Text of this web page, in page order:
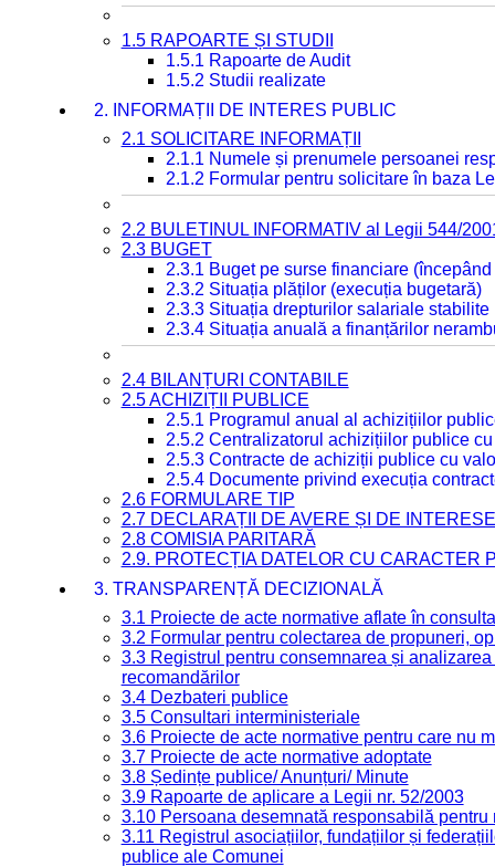
1.5 RAPOARTE ȘI STUDII
1.5.1 Rapoarte de Audit
1.5.2 Studii realizate
2. INFORMAȚII DE INTERES PUBLIC
2.1 SOLICITARE INFORMAȚII
2.1.1 Numele și prenumele persoanei
2.1.2 Formular pentru solicitare în baza
2.2 BULETINUL INFORMATIV al Legii 544/
2.3 BUGET
2.3.1 Buget pe surse financiare
2.3.2 Situația plăților (execuția bugetară)
2.3.3 Situația drepturilor salariale
2.3.4 Situația anuală a finanțărilor
2.4 BILANȚURI CONTABILE
2.5 ACHIZIȚII PUBLICE
2.5.1 Programul anual al achizițiilor
2.5.2 Centralizatorul achizițiilor publice
2.5.3 Contracte de achiziții publice cu
2.5.4 Documente privind execuția
2.6 FORMULARE TIP
2.7 DECLARAȚII DE AVERE ȘI DE INTERESE
2.8 COMISIA PARITARĂ
2.9. PROTECȚIA DATELOR CU CARACTER
3. TRANSPARENȚĂ DECIZIONALĂ
3.1 Proiecte de acte normative aflate în
3.2 Formular pentru colectarea de propuneri,
3.3 Registrul pentru consemnarea și
recomandărilor
3.4 Dezbateri publice
3.5 Consultari interministeriale
3.6 Proiecte de acte normative pentru care nu
3.7 Proiecte de acte normative adoptate
3.8 Ședințe publice/ Anunțuri/ Minute
3.9 Rapoarte de aplicare a Legii nr. 52/2003
3.10 Persoana desemnată responsabilă
3.11 Registrul asociațiilor, fundațiilor și
publice ale Comunei